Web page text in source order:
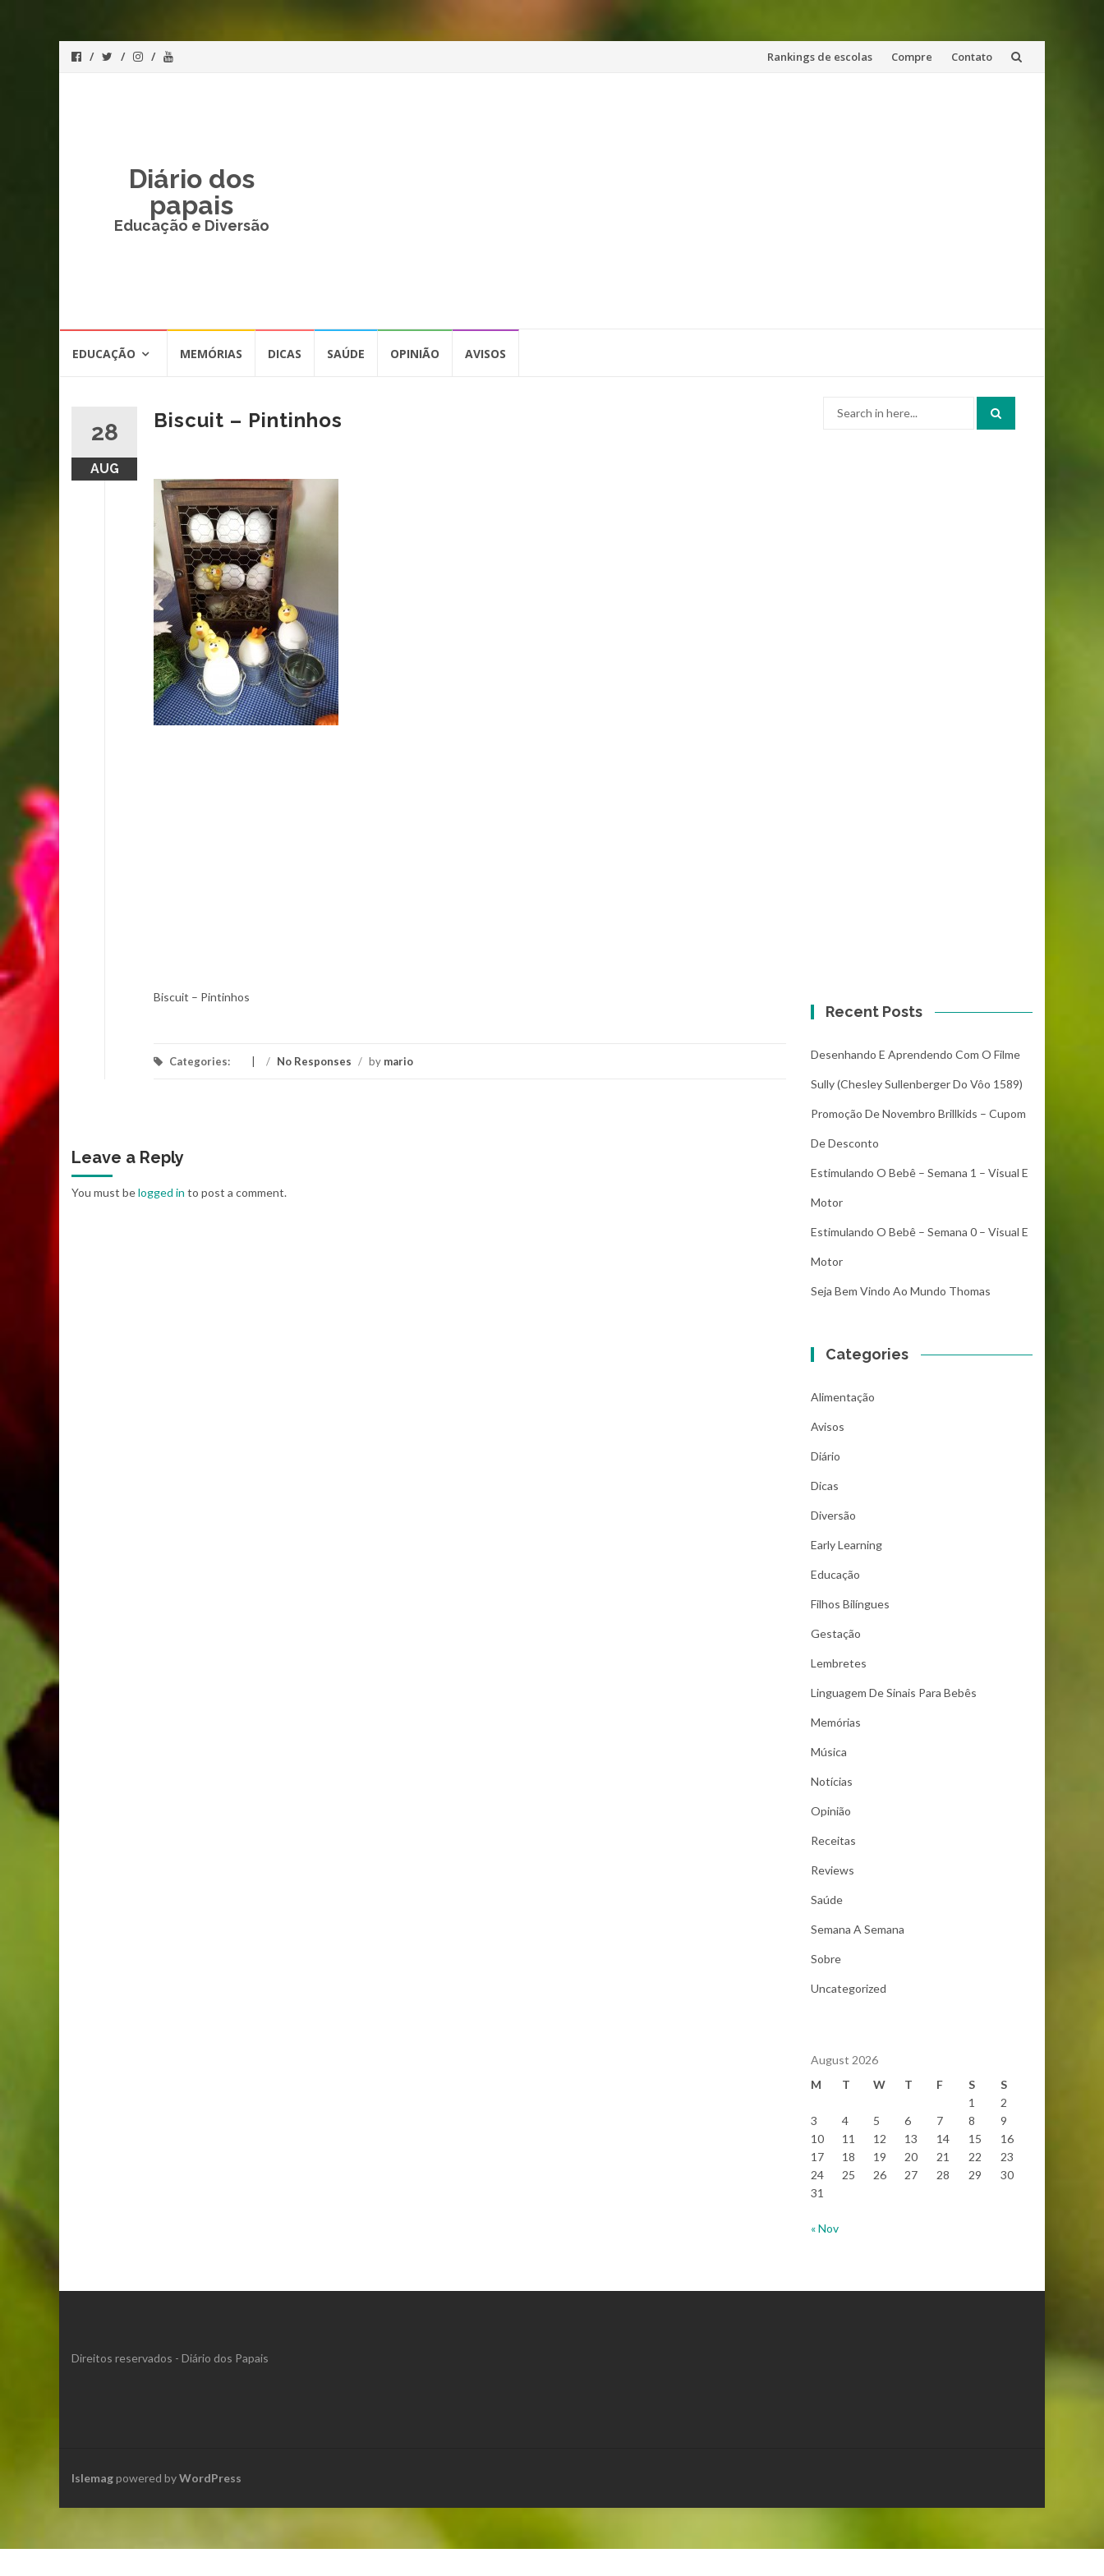
Skip
Rankings de escolas Compre Contato
Diário dos
papais
Educação e Diversão
EDUCAÇÃO MEMÓRIAS DICAS SAÚDE OPINIÃO AVISOS
28
AUG
Biscuit – Pintinhos
Biscuit – Pintinhos
Categories: / No Responses / by mario
Leave a Reply
You must belogged in to post a comment.
Recent Posts
Desenhando E Aprendendo Com O Filme
Sully (Chesley Sullenberger Do Vôo 1589)
Promoção De Novembro Brillkids – Cupom
De Desconto
Estimulando O Bebê – Semana 1 – Visual E
Motor
Estimulando O Bebê – Semana 0 – Visual E
Motor
Seja Bem Vindo Ao Mundo Thomas
Categories
Alimentação
Avisos
Diário
Dicas
Diversão
Early Learning
Educação
Filhos Bilíngues
Gestação
Lembretes
Linguagem De Sinais Para Bebês
Memórias
Música
Notícias
Opinião
Receitas
Reviews
Saúde
Semana A Semana
Sobre
Uncategorized
August 2026
M
T W T F S
S
1
2
3
4 5 6 7 8
9
10
11 12 13 14 15
16
17
18 19 20 21 22
23
24
25 26 27 28 29
30
31
« Nov
Direitos reservados - Diário dos Papais
Islemagpowered byWordPress